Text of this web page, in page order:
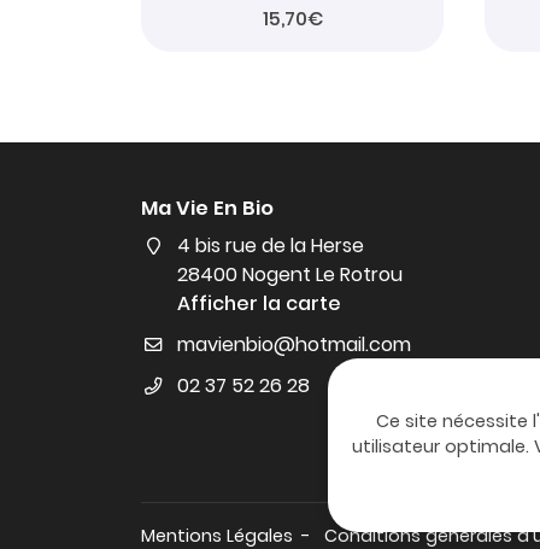
15,70€
Ma Vie En Bio
4 bis rue de la Herse
28400 Nogent Le Rotrou
Afficher la carte
02 37 52 26 28
Mentions Légales Conditions générales
Ce site nécessite
utilisateur optimale.